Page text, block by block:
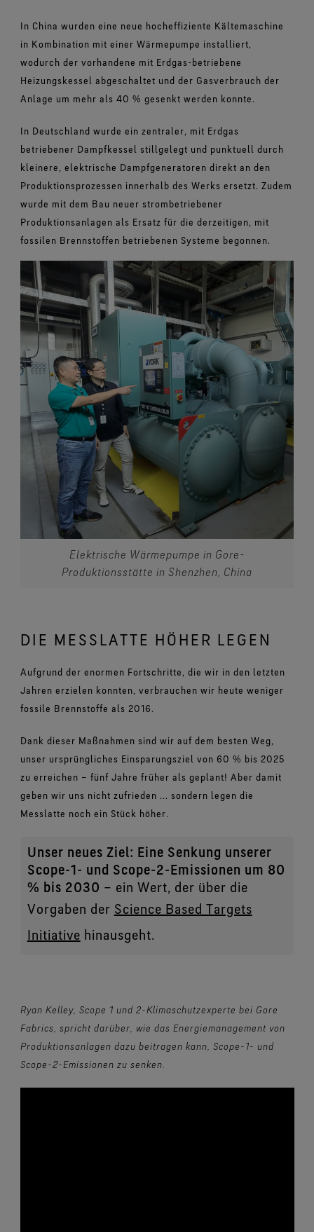
In China wurden eine neue hocheffiziente Kältemaschine
in Kombination mit einer Wärmepumpe installiert,
wodurch der vorhandene mit Erdgas-betriebene
Heizungskessel abgeschaltet und der Gasverbrauch der
Anlage um mehr als 40 % gesenkt werden konnte.
In Deutschland wurde ein zentraler, mit Erdgas
betriebener Dampfkessel stillgelegt und punktuell durch
kleinere, elektrische Dampfgeneratoren direkt an den
Produktionsprozessen innerhalb des Werks ersetzt. Zudem
wurde mit dem Bau neuer strombetriebener
Produktionsanlagen als Ersatz für die derzeitigen, mit
fossilen Brennstoffen betriebenen Systeme begonnen.
Elektrische Wärmepumpe in Gore-
Produktionsstätte in Shenzhen, China
DIE MESSLATTE HÖHER LEGEN
Aufgrund der enormen Fortschritte, die wir in den letzten
Jahren erzielen konnten, verbrauchen wir heute weniger
fossile Brennstoffe als 2016.
Dank dieser Maßnahmen sind wir auf dem besten Weg,
unser ursprüngliches Einsparungsziel von 60 % bis 2025
zu erreichen – fünf Jahre früher als geplant! Aber damit
geben wir uns nicht zufrieden ... sondern legen die
Messlatte noch ein Stück höher.
Unser neues Ziel: Eine Senkung unserer
Scope-1- und Scope-2-Emissionen um 80
% bis 2030 – ein Wert, der über die
Vorgaben der Science Based Targets
Initiative hinausgeht.
Ryan Kelley, Scope 1 und 2-Klimaschutzexperte bei Gore
Fabrics, spricht darüber, wie das Energiemanagement von
Produktionsanlagen dazu beitragen kann, Scope-1- und
Scope-2-Emissionen zu senken.